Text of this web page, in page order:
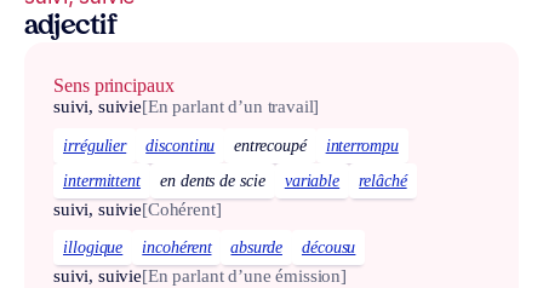
adjectif
Sens principaux
suivi, suivie[En parlant d’un travail]
irrégulier discontinu entrecoupé
interrompu
intermittent
en dents de scie variable relâché
suivi, suivie[Cohérent]
illogique incohérent absurde décousu
suivi, suivie[En parlant d’une émission]